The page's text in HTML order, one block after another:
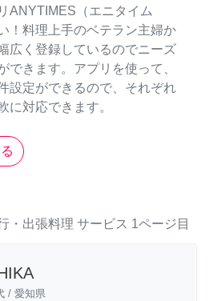
ANYTIMES（エニタイム
！料理上手のベテラン主婦か
広く登録しているのでニーズ
できます。アプリを使って、
設定ができるので、それぞれ
に対応できます。
・出張料理 サービス 1ページ目
/ 愛知県